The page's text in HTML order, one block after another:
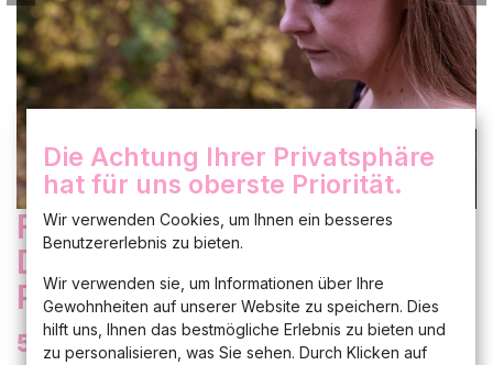
Fascinator Haarschmuck
Damen Anlasshüte elegant
Pink
54,99€
Die Achtung Ihrer Privatsphäre
hat für uns oberste Priorität.
Wir verwenden Cookies, um Ihnen ein besseres
Benutzererlebnis zu bieten.
Wir verwenden sie, um Informationen über Ihre
Gewohnheiten auf unserer Website zu speichern. Dies
hilft uns, Ihnen das bestmögliche Erlebnis zu bieten und
zu personalisieren, was Sie sehen. Durch Klicken auf